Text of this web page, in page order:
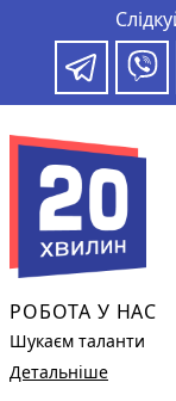
РОБОТА У НАС
Шукаєм таланти
Детальніше